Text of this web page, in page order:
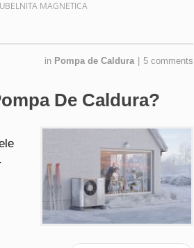
MAGNETICA
in Pompa de Caldura 5 comments
De Caldura?